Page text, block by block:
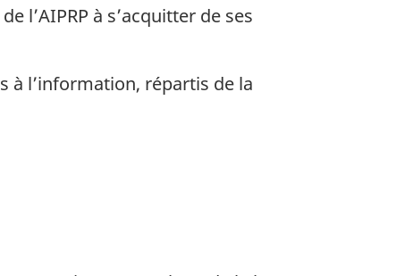
l’AIPRP à s’acquitter de ses
à l’information, répartis de la